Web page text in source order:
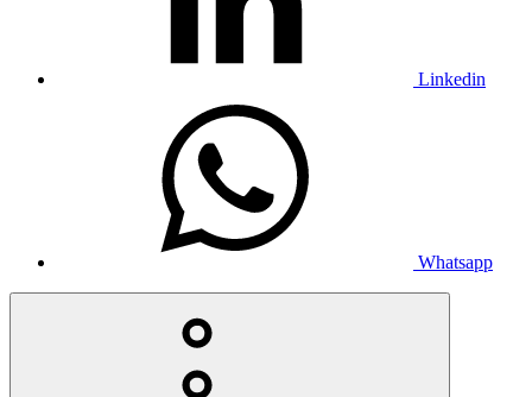
Linkedin
Whatsapp